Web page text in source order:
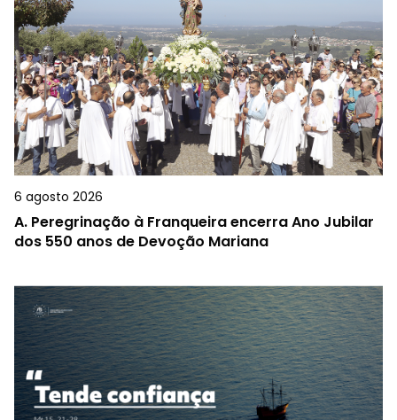
6 agosto 2026
A. Peregrinação à Franqueira encerra Ano Jubilar
dos 550 anos de Devoção Mariana